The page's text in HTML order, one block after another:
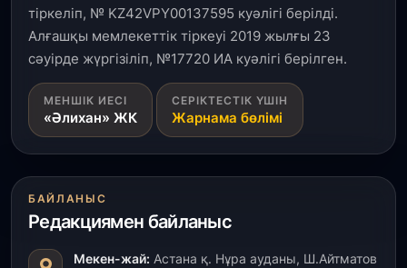
тіркеліп, № KZ42VPY00137595 куәлігі берілді.
Алғашқы мемлекеттік тіркеуі 2019 жылғы 23
сәуірде жүргізіліп, №17720 ИА куәлігі берілген.
МЕНШІК ИЕСІ
«Әлихан» ЖК
СЕРІКТЕСТІК ҮШІН
Жарнама бөлімі
БАЙЛАНЫС
Редакциямен байланыс
Мекен-жай: Астана қ. Нұра ауданы, Ш.Айтматов